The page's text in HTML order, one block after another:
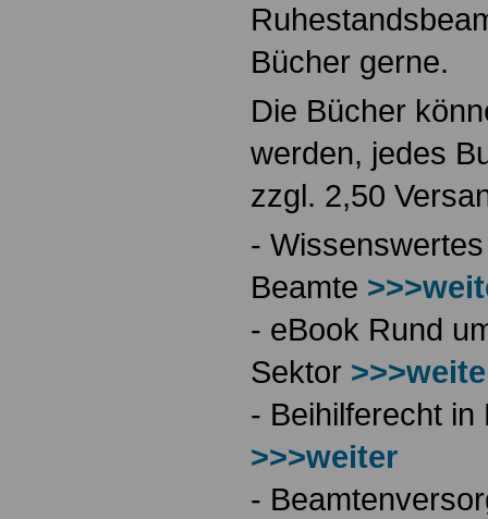
Bücher gerne.
Die Bücher
werden, jedes
zzgl. 2,50
-
Beamte
- eBook Rund
Sektor
- Beihilferecht
>>>weiter
-